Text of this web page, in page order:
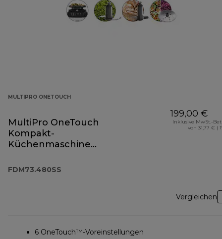
MULTIPRO ONETOUCH
MultiPro OneTouch
Kompakt-
Küchenmaschine
FDM73.480SS
FDM73.480SS
199,00 €
Inklusive MwSt.-
von 31,77 € (
Vergleichen
6 OneTouch™-Voreinstellungen